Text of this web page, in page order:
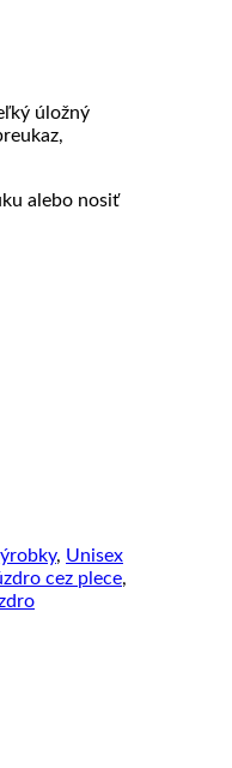
úložný
alebo nosiť
, Unisex
cez plece,